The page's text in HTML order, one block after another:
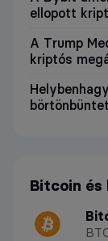
ellopott
A Trump
kriptós
Bitcoin